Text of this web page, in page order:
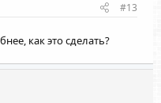
#13
как это сделать?